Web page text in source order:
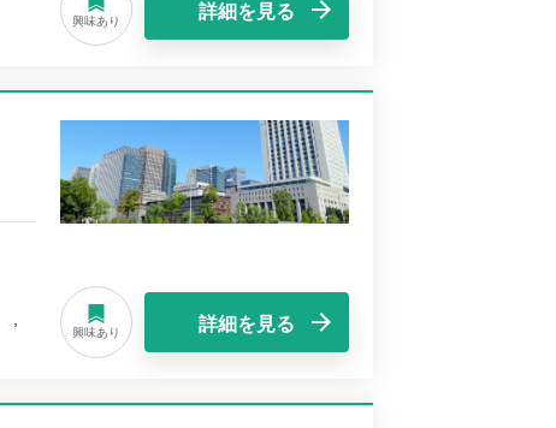
興味あり 詳細を見る
興味あり 詳細を見る